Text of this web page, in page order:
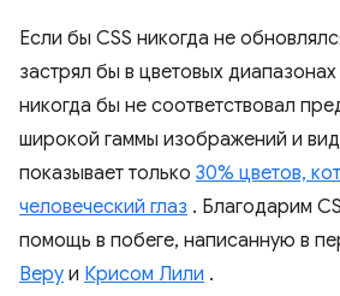
Если бы CSS никогда не
застрял бы в цветовых
никогда бы не соответствовал
широкой гаммы изображений и
показывает только 30% цветов,
человеческий глаз . Благодарим
помощь в побеге, написанную в
Веру и Крисом Лили .